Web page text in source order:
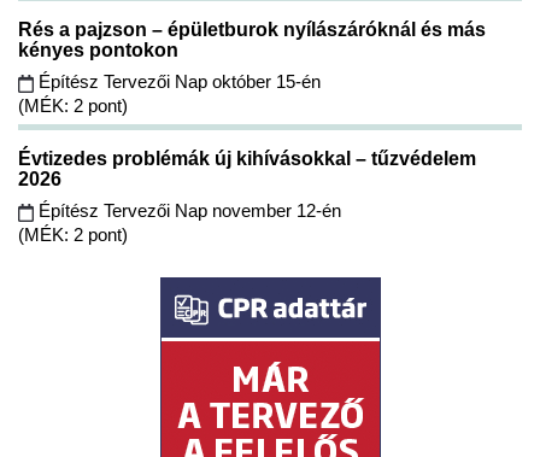
Rés a pajzson – épületburok nyílászáróknál és más
kényes pontokon
Építész Tervezői Nap október 15-én
(MÉK: 2 pont)
Évtizedes problémák új kihívásokkal – tűzvédelem
2026
Építész Tervezői Nap november 12-én
(MÉK: 2 pont)